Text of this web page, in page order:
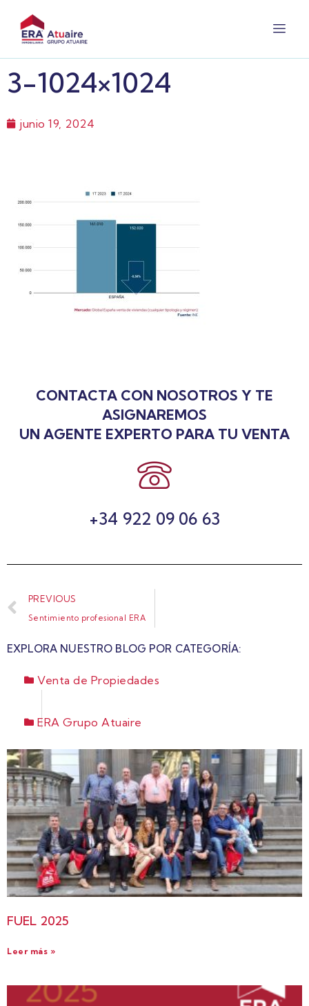
3-1024×1024
junio 19, 2024
CONTACTA CON NOSOTROS Y TE
ASIGNAREMOS
UN AGENTE EXPERTO PARA TU VENTA
+34 922 09 06 63
PREVIOUS
Sentimiento profesional ERA
EXPLORA NUESTRO BLOG POR CATEGORÍA:
Venta de Propiedades
ERA Grupo Atuaire
FUEL 2025
Leer más »